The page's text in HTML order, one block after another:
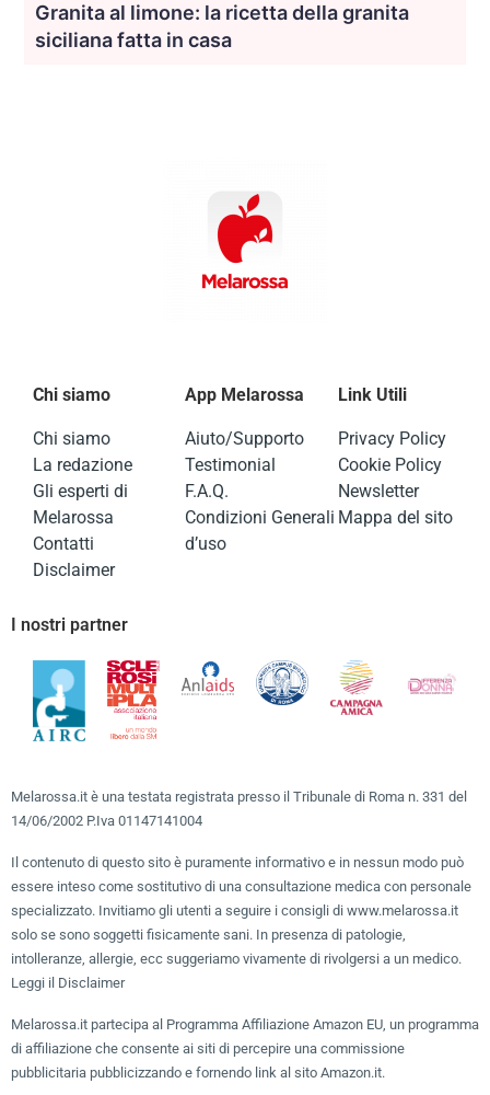
Granita al limone: la ricetta della granita
siciliana fatta in casa
Chi siamo
Chi siamo
La redazione
Gli esperti di
Melarossa
Contatti
Disclaimer
App Melarossa
Aiuto/Supporto
Testimonial
F.A.Q.
Condizioni Generali
d’uso
Link Utili
Privacy Policy
Cookie Policy
Newsletter
Mappa del sito
I nostri partner
Melarossa.it è una testata registrata presso il Tribunale di Roma n. 331 del
14/06/2002 P.Iva 01147141004
Il contenuto di questo sito è puramente informativo e in nessun modo può
essere inteso come sostitutivo di una consultazione medica con personale
specializzato. Invitiamo gli utenti a seguire i consigli di www.melarossa.it
solo se sono soggetti fisicamente sani. In presenza di patologie,
intolleranze, allergie, ecc suggeriamo vivamente di rivolgersi a un medico.
Leggi il Disclaimer
Melarossa.it partecipa al Programma Affiliazione Amazon EU, un programma
di affiliazione che consente ai siti di percepire una commissione
pubblicitaria pubblicizzando e fornendo link al sito Amazon.it.